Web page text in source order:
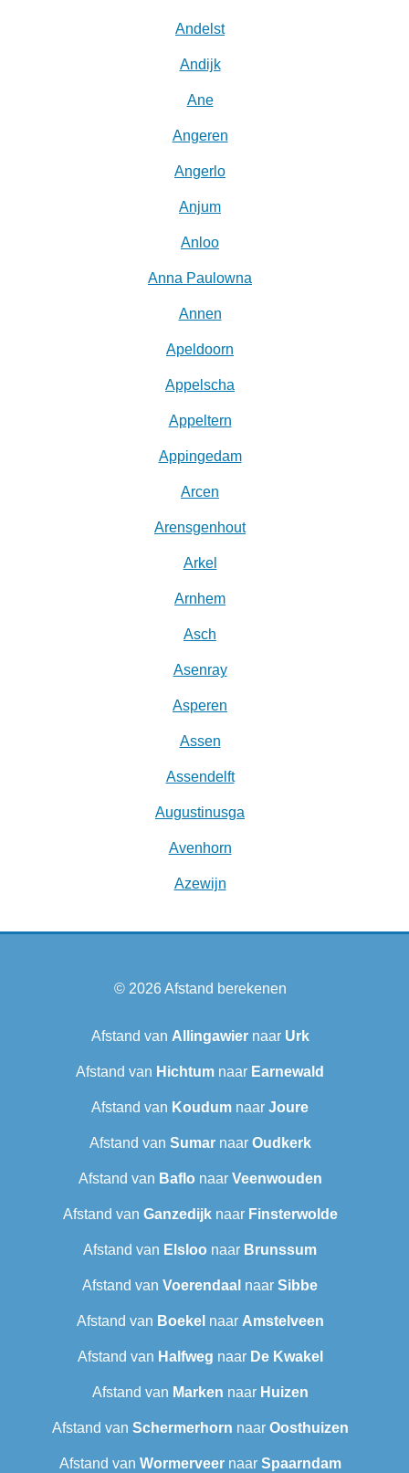
Andelst
Andijk
Ane
Angeren
Angerlo
Anjum
Anloo
Anna Paulowna
Annen
Apeldoorn
Appelscha
Appeltern
Appingedam
Arcen
Arensgenhout
Arkel
Arnhem
Asch
Asenray
Asperen
Assen
Assendelft
Augustinusga
Avenhorn
Azewijn
© 2026Afstand berekenen
Afstand van Allingawiernaar Urk
Afstand van Hichtum naar Earnewald
Afstand van Koudum naar Joure
Afstand van Sumarnaar Oudkerk
Afstand van Baflo naar Veenwouden
Afstand van Ganzedijknaar Finsterwolde
Afstand van Elsloo naar Brunssum
Afstand van Voerendaal naar Sibbe
Afstand van Boekel naar Amstelveen
Afstand van Halfweg naar De Kwakel
Afstand van Marken naar Huizen
Afstand van Schermerhorn naar Oosthuizen
Afstand van Wormerveernaar Spaarndam